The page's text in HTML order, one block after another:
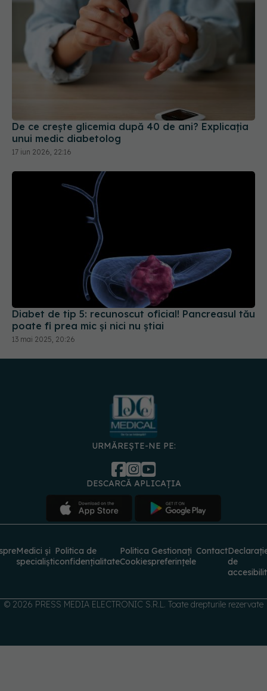
De ce crește glicemia după 40 de ani? Explicația
unui medic diabetolog
17 iun 2026, 22:16
Diabet de tip 5: recunoscut oficial! Pancreasul tău
poate fi prea mic și nici nu știai
13 mai 2025, 20:26
URMĂREȘTE-NE PE:
DESCARCĂ APLICAȚIA
Medici și
specialiști
Politica de
confidențialitate
Politica
Cookies
Gestionați
preferințele
Contact
de
© 2026 PRESS MEDIA ELECTRONIC S.R.L. Toate drepturile rezervate